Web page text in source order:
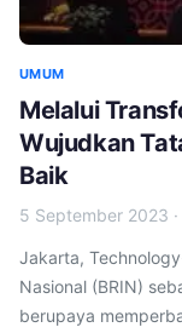
UMUM
Melalui
Wujudkan
Baik
5 September 2023 ·
Jakarta,
Nasional (BRIN)
berupaya